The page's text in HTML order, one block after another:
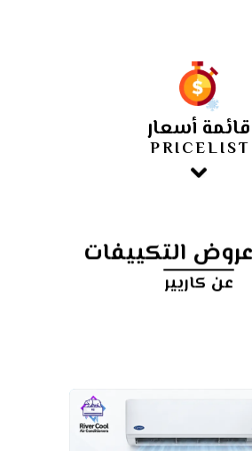
قائمة أسعار
PRICELIST
التكييفات
عن كاريير